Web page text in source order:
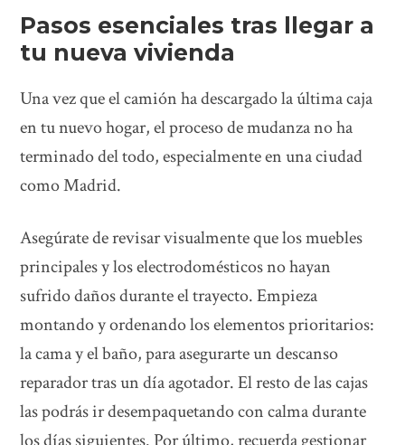
Pasos esenciales tras llegar a
tu nueva vivienda
Una vez que el camión ha descargado la última caja
en tu nuevo hogar, el proceso de mudanza no ha
terminado del todo, especialmente en una ciudad
como Madrid.
Asegúrate de revisar visualmente que los muebles
principales y los electrodomésticos no hayan
sufrido daños durante el trayecto. Empieza
montando y ordenando los elementos prioritarios:
la cama y el baño, para asegurarte un descanso
reparador tras un día agotador. El resto de las cajas
las podrás ir desempaquetando con calma durante